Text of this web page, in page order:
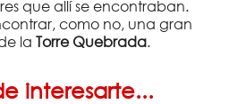
que allí se encontraban.
como no, una gran
la Torre Quebrada.
interesarte...